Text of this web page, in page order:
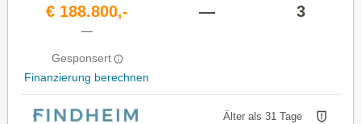
€ 188.800,-
—
Gesponsert
Finanzierung berechnen
— 3
Älter als 31 Tage